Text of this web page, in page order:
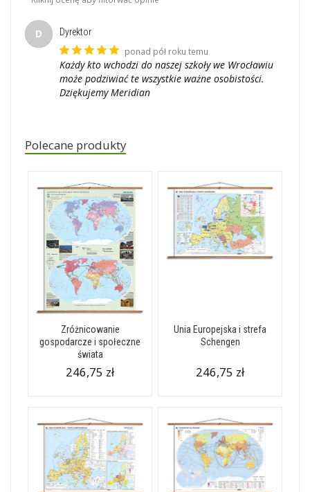
D
Dyrektor
ponad pół roku temu
Każdy kto wchodzi do naszej szkoły we Wrocławiu
może podziwiać te wszystkie ważne osobistości.
Dziękujemy Meridian
Polecane produkty
Zróżnicowanie
gospodarcze i społeczne
świata
246,75 zł
Unia Europejska i strefa
Schengen
246,75 zł